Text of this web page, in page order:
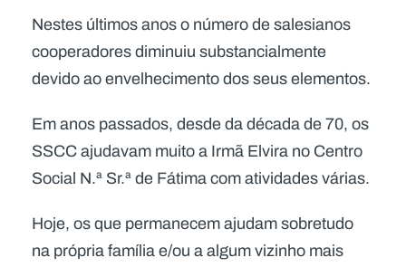
Nestes últimos anos o número de salesianos
cooperadores diminuiu substancialmente
devido ao envelhecimento dos seus elementos.
Em anos passados, desde da década de 70, os
SSCC ajudavam muito a Irmã Elvira no Centro
Social N.ª Sr.ª de Fátima com atividades várias.
Hoje, os que permanecem ajudam sobretudo
na própria família e/ou a algum vizinho mais